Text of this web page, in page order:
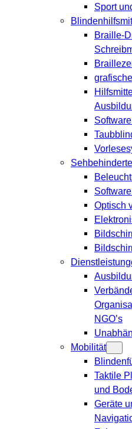
Sport
Braille-
Optisch
NGO’s
Mobilität
Taktile
und
Geräte